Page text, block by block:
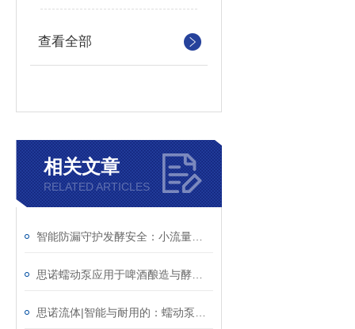
查看全部
相关文章
RELATED ARTICLES